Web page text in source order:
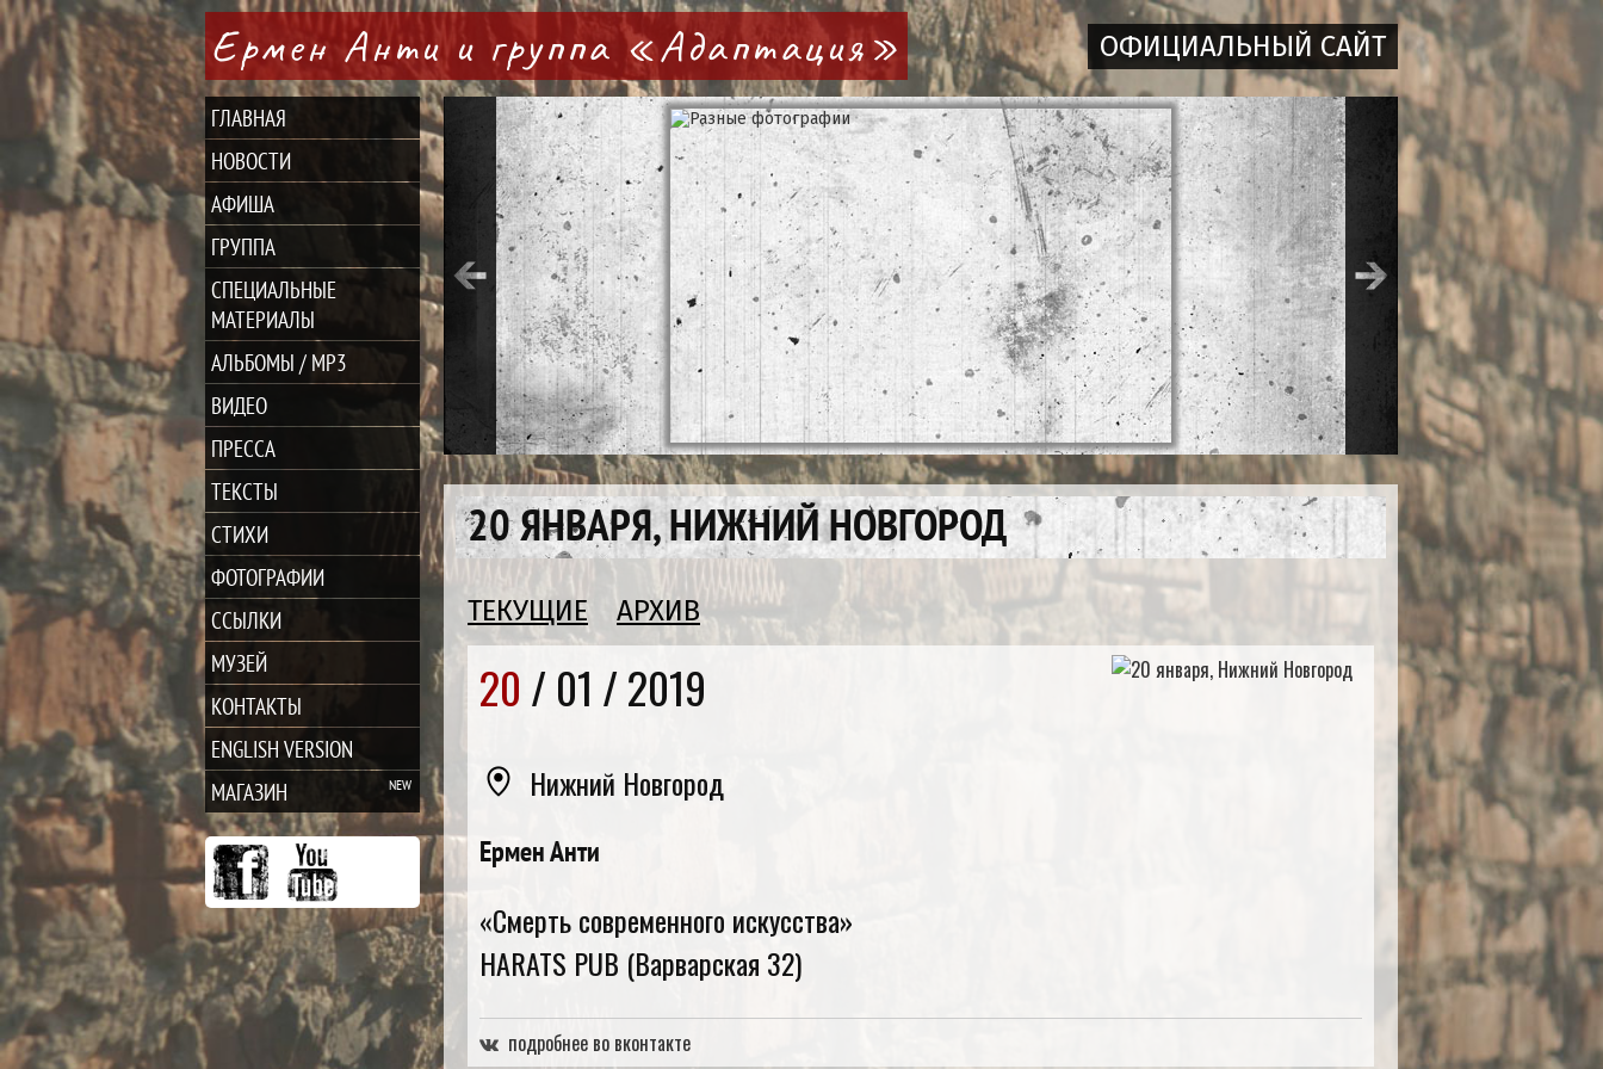
Ермен Анти и группа «Адаптация» ОФИЦИАЛЬНЫЙ САЙТ
ГЛАВНАЯ
НОВОСТИ
АФИША
ГРУППА
СПЕЦИАЛЬНЫЕ
МАТЕРИАЛЫ
АЛЬБОМЫ / MP3
ВИДЕО
ПРЕССА
ТЕКСТЫ
СТИХИ
ФОТОГРАФИИ
ССЫЛКИ
МУЗЕЙ
КОНТАКТЫ
ENGLISH VERSION
МАГАЗИН
20 ЯНВАРЯ, НИЖНИЙ НОВГОРОД
ТЕКУЩИЕ АРХИВ
20 / 01 /2019
Нижний Новгород
Ермен Анти
«Смерть современного искусства»
HARATS PUB (Варварская 32)
подробнее во вконтакте